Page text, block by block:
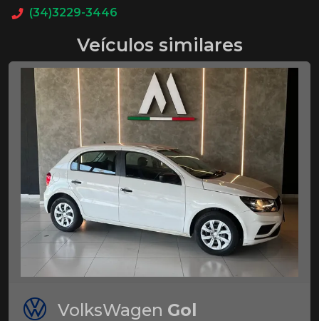
(34)3229-3446
Veículos similares
VolksWagen Gol